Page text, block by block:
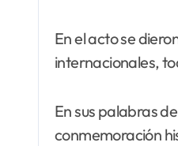
En el acto se
internacionales,
En sus palabras
conmemoración